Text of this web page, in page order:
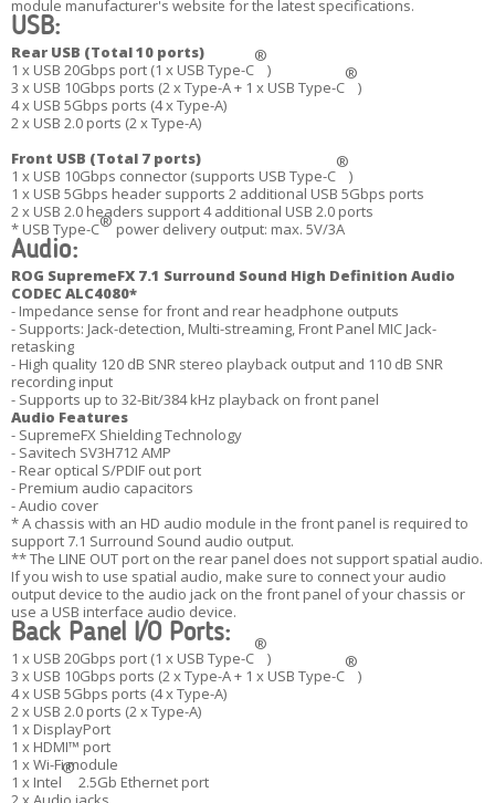
module manufacturer's website for the latest specifications.
USB:
Rear USB (Total 10 ports)
1 x USB 20Gbps port (1 x USB Type-C
®
)
3 x USB 10Gbps ports (2 x Type-A + 1 x USB Type-C
®
)
4 x USB 5Gbps ports (4 x Type-A)
2 x USB 2.0 ports (2 x Type-A)
Front USB (Total 7 ports)
1 x USB 10Gbps connector (supports USB Type-C
®
)
1 x USB 5Gbps header supports 2 additional USB 5Gbps ports
2 x USB 2.0 headers support 4 additional USB 2.0 ports
* USB Type-C® power delivery output: max. 5V/3A
Audio:
ROG SupremeFX 7.1 Surround Sound High Definition Audio
CODEC ALC4080*
- Impedance sense for front and rear headphone outputs
- Supports: Jack-detection, Multi-streaming, Front Panel MIC Jack-
retasking
- High quality 120 dB SNR stereo playback output and 110 dB SNR
recording input
- Supports up to 32-Bit/384 kHz playback on front panel
Audio Features
- SupremeFX Shielding Technology
- Savitech SV3H712 AMP
- Rear optical S/PDIF out port
- Premium audio capacitors
- Audio cover
* A chassis with an HD audio module in the front panel is required to
support 7.1 Surround Sound audio output.
** The LINE OUT port on the rear panel does not support spatial audio.
If you wish to use spatial audio, make sure to connect your audio
output device to the audio jack on the front panel of your chassis or
use a USB interface audio device.
Back Panel I/O Ports:
1 x USB 20Gbps port (1 x USB Type-C
®
)
3 x USB 10Gbps ports (2 x Type-A + 1 x USB Type-C
®
)
4 x USB 5Gbps ports (4 x Type-A)
2 x USB 2.0 ports (2 x Type-A)
1 x DisplayPort
1 x HDMI™ port
1 x Wi-Fi module
1 x Intel
®
2.5Gb Ethernet port